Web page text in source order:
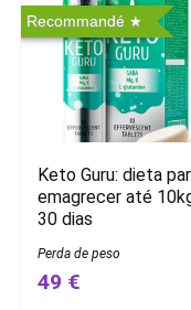
Recommandé
Keto Guru: dieta
emagrecer até
30 dias
Perda de peso
49 €